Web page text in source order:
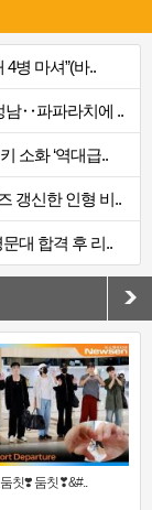
병 마셔”(바..
남‥파파라치에 ..
소화 ‘역대급..
갱신한 인형 비..
대 합격 후 리..
칫❣️ 둠칫❣&#..